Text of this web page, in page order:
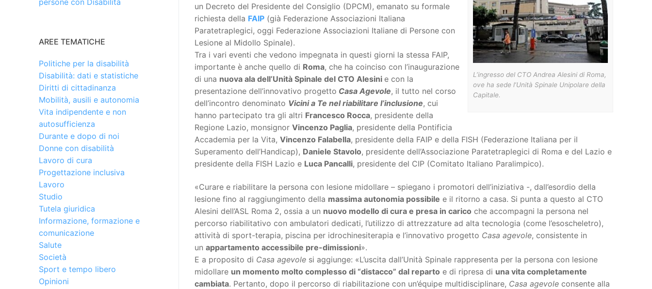
L’ingresso del CTO Andrea Alesini di Roma,
ove ha sede l’Unità Spinale Unipolare della
Capitale.
un Decreto del Presidente del Consiglio (DPCM), emanato su formale
richiesta della FAIP (già Federazione Associazioni Italiana
Paratetraplegici, oggi Federazione Associazioni Italiane di Persone con
Lesione al Midollo Spinale).
Tra i vari eventi che vedono impegnata in questi giorni la stessa FAIP,
importante è anche quello di Roma, che ha coinciso con l’inaugurazione
di una nuova ala dell’Unità Spinale del CTO Alesini e con la
presentazione dell’innovativo progetto Casa Agevole, il tutto nel corso
dell’incontro denominato Vicini a Te nel riabilitare l’inclusione, cui
hanno partecipato tra gli altri Francesco Rocca, presidente della
Regione Lazio, monsignor Vincenzo Paglia, presidente della Pontificia
Accademia per la Vita, Vincenzo Falabella, presidente della FAIP e della FISH (Federazione Italiana per il
Superamento dell’Handicap), Daniele Stavolo, presidente dell’Associazione Paratetraplegici di Roma e del Lazio e
presidente della FISH Lazio e Luca Pancalli, presidente del CIP (Comitato Italiano Paralimpico).
«Curare e riabilitare la persona con lesione midollare – spiegano i promotori dell’iniziativa -, dall’esordio della
lesione fino al raggiungimento della massima autonomia possibile e il ritorno a casa. Si punta a questo al CTO
Alesini dell’ASL Roma 2, ossia a un nuovo modello di cura e presa in carico che accompagni la persona nel
percorso riabilitativo con ambulatori dedicati, l’utilizzo di attrezzature ad alta tecnologia (come l’esoscheletro),
attività di sport-terapia, piscina per idrochinesiterapia e l’innovativo progetto Casa agevole, consistente in
un appartamento accessibile pre-dimissioni».
E a proposito di Casa agevole si aggiunge: «L’uscita dall’Unità Spinale rappresenta per la persona con lesione
midollare un momento molto complesso di “distacco” dal reparto e di ripresa di una vita completamente
cambiata. Pertanto, dopo il percorso di riabilitazione con un’équipe multidisciplinare, Casa agevole consente alla
persone con Disabilità
AREE TEMATICHE
Politiche per la disabilità
Disabilità: dati e statistiche
Diritti di cittadinanza
Mobilità, ausili e autonomia
Vita indipendente e non
autosufficienza
Durante e dopo di noi
Donne con disabilità
Lavoro di cura
Progettazione inclusiva
Lavoro
Studio
Tutela giuridica
Informazione, formazione e
comunicazione
Salute
Società
Sport e tempo libero
Opinioni